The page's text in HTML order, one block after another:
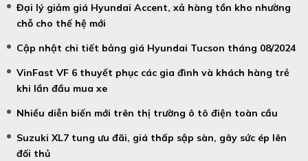
Đại lý giảm giá Hyundai Accent, xả hàng tồn kho nhường
chỗ cho thế hệ mới
Cập nhật chi tiết bảng giá Hyundai Tucson tháng 08/2024
VinFast VF 6 thuyết phục các gia đình và khách hàng trẻ
khi lần đầu mua xe
Nhiều diễn biến mới trên thị trường ô tô điện toàn cầu
Suzuki XL7 tung ưu đãi, giá thấp sập sàn, gây sức ép lên
đối thủ